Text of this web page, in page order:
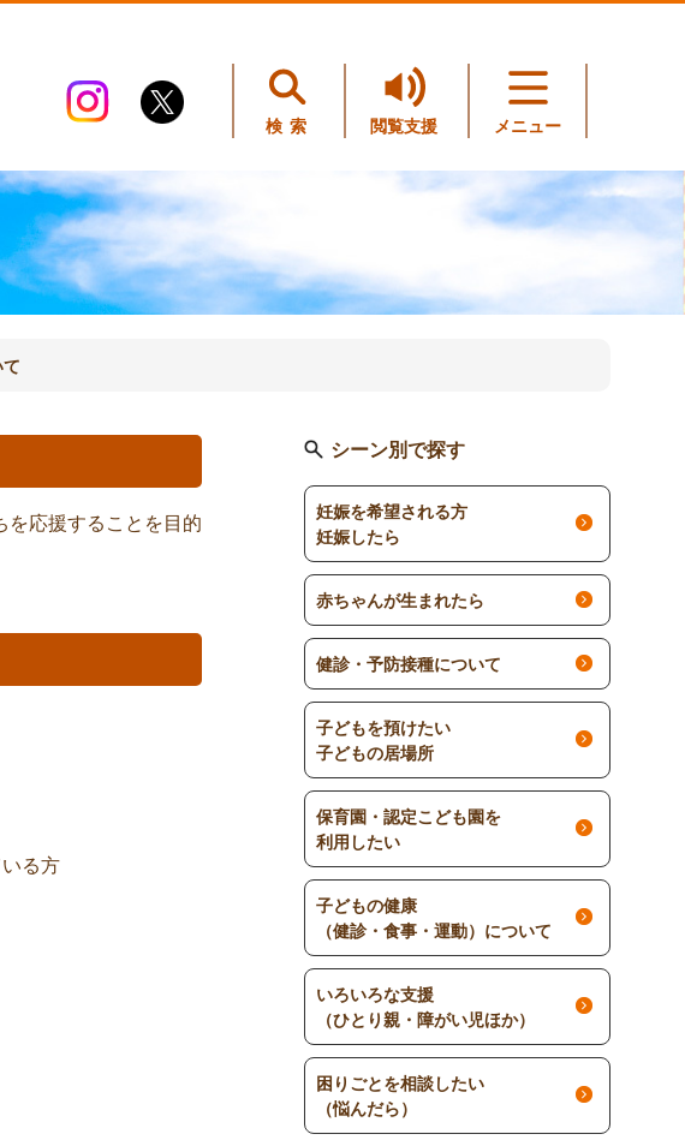
検索 閲覧支援 メニュー
を応援することを目的
る方
シーン別で探す
妊娠を希望される方
妊娠したら
赤ちゃんが生まれたら
健診・予防接種について
子どもを預けたい
子どもの居場所
保育園・認定こども園を
利用したい
子どもの健康
（健診・食事・運動）について
いろいろな支援
（ひとり親・障がい児ほか）
困りごとを相談したい
（悩んだら）